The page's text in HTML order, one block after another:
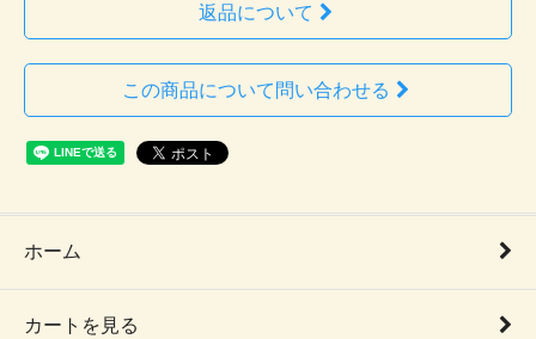
返品について
この商品について問い合わせる
ホーム
カートを見る